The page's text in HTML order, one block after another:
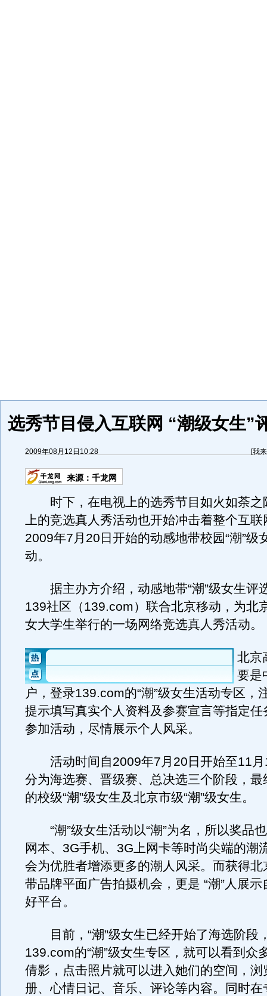
选秀节目侵入互联网 “潮级女生”
2009年08月12日10:28 [我
来源： 千龙网
时下，在电视上的选秀节目如火如荼之
上的竞选真人秀活动也开始冲击着整个互联
2009年7月20日开始的动感地带校园“潮”级
动。
据主办方介绍，动感地带“潮”级女生评
139社区（139.com）联合北京移动，为北
女大学生举行的一场网络竞选真人秀活动。
北京
要是
户，登录139.com的“潮”级女生活动专区，
提示填写真实个人资料及参赛宣言等指定任
参加活动，尽情展示个人风采。
活动时间自2009年7月20日开始至11月
分为海选赛、晋级赛、总决选三个阶段，最
的校级“潮”级女生及北京市级“潮”级女生。
“潮”级女生活动以“潮”为名，所以奖品也
网本、3G手机、3G上网卡等时尚尖端的潮
会为优胜者增添更多的潮人风采。而获得北
带品牌平面广告拍摄机会，更是 “潮”人展
好平台。
目前，“潮”级女生已经开始了海选阶段
139.com的“潮”级女生专区，就可以看到众
倩影，点击照片就可以进入她们的空间，浏
册、心情日记、音乐、评论等内容。同时在